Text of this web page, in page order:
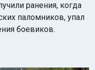
ранения, когда
паломников, упал
боевиков.